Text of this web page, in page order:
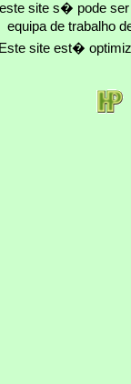
site s� pode
equipa de trabalho
Este site est�